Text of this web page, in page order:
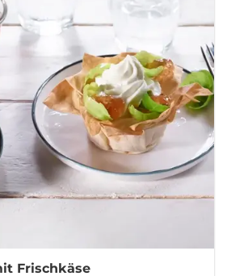
Frischkäse